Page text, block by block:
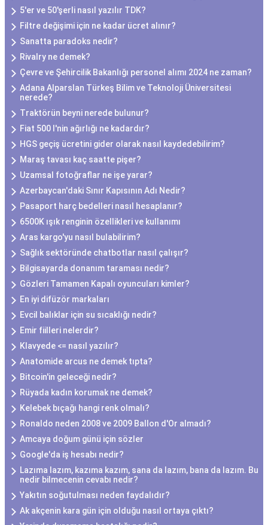
5'er ve 50'şerli nasıl yazılır TDK?
Filtre değişimi için ne kadar ücret alınır?
Sanatta paradoks nedir?
Rivalry ne demek?
Çevre ve Şehircilik Bakanlığı personel alımı 2024 ne zaman?
Adana Alparslan Türkeş Bilim ve Teknoloji Üniversitesi
nerede?
Traktörün beyni nerede bulunur?
Fiat 500 l'nin ağırlığı ne kadardır?
HGS geçiş ücretini gider olarak nasıl kaydedebilirim?
Maraş tavası kaç saatte pişer?
Uzamsal fotoğraflar ne işe yarar?
Azerbaycan'daki Sınır Kapısının Adı Nedir?
Pasaport harç bedelleri nasıl hesaplanır?
6500K ışık renginin özellikleri ve kullanımı
Aras kargo'yu nasıl bulabilirim?
Sağlık sektöründe chatbotlar nasıl çalışır?
Bilgisayarda donanım taraması nedir?
Gözleri Tamamen Kapalı oyuncuları kimler?
En iyi difüzör markaları
Evcil balıklar için su sıcaklığı nedir?
Emir fiilleri nelerdir?
Klavyede <= nasıl yazılır?
Anatomide arcus ne demek tıpta?
Bitcoin'in geleceği nedir?
Rüyada kadın korumak ne demek?
Kelebek bıçağı hangi renk olmalı?
Ronaldo neden 2008 ve 2009 Ballon d'Or almadı?
Amcaya doğum günü için sözler
Google'da iş hesabı nedir?
Lazıma lazım, kazıma kazım, sana da lazım, bana da lazım. Bu
nedir bilmecenin cevabı nedir?
Yakıtın soğutulması neden faydalıdır?
Ak akçenin kara gün için olduğu nasıl ortaya çıktı?